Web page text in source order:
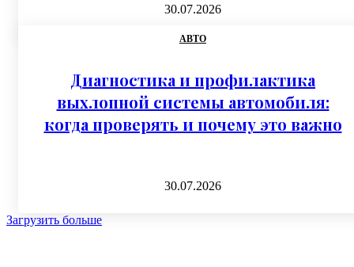
30.07.2026
АВТО
Диагностика и профилактика
выхлопной системы автомобиля:
когда проверять и почему это важно
30.07.2026
Загрузить больше